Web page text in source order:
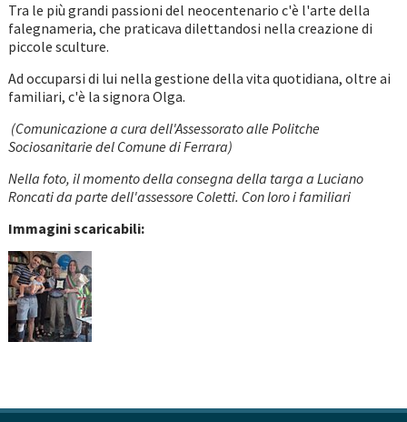
Tra le più grandi passioni del neocentenario c'è l'arte della
falegnameria, che praticava dilettandosi nella creazione di
piccole sculture.
Ad occuparsi di lui nella gestione della vita quotidiana, oltre ai
familiari, c'è la signora Olga.
(Comunicazione a cura dell'Assessorato alle Politche
Sociosanitarie del Comune di Ferrara)
Nella foto, il momento della consegna della targa a Luciano
Roncati da parte dell'assessore Coletti. Con loro i familiari
Immagini scaricabili: